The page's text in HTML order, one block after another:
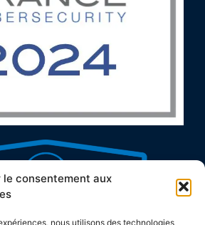
le consentement aux
nous utilisons des technologies